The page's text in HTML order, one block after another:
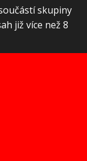
skupiny
již více než 8